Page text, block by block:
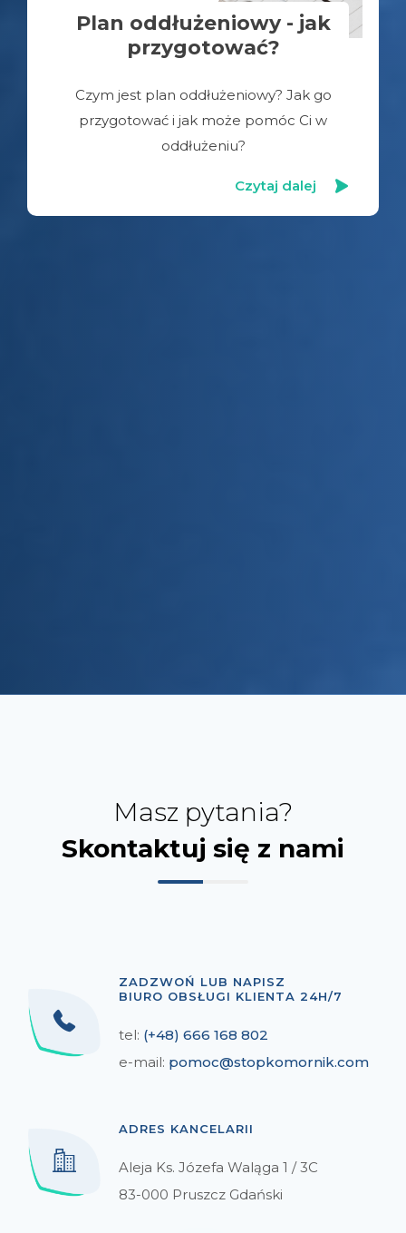
Plan oddłużeniowy - jak
przygotować?
Czym jest plan oddłużeniowy? Jak go
przygotować i jak może pomóc Ci w
oddłużeniu?
Czytaj dalej
Masz pytania?
Skontaktuj się z nami
ZADZWOŃ LUB NAPISZ
BIURO OBSŁUGI KLIENTA 24H/7
tel: (+48) 666 168 802
e-mail: pomoc@stopkomornik.com
ADRES KANCELARII
Aleja Ks. Józefa Waląga 1 / 3C
83-000 Pruszcz Gdański